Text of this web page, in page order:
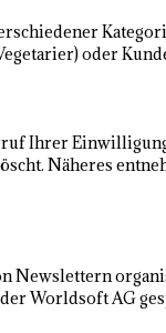
oder
Ihrer
Näheres
Newslettern
Worldsoft AG